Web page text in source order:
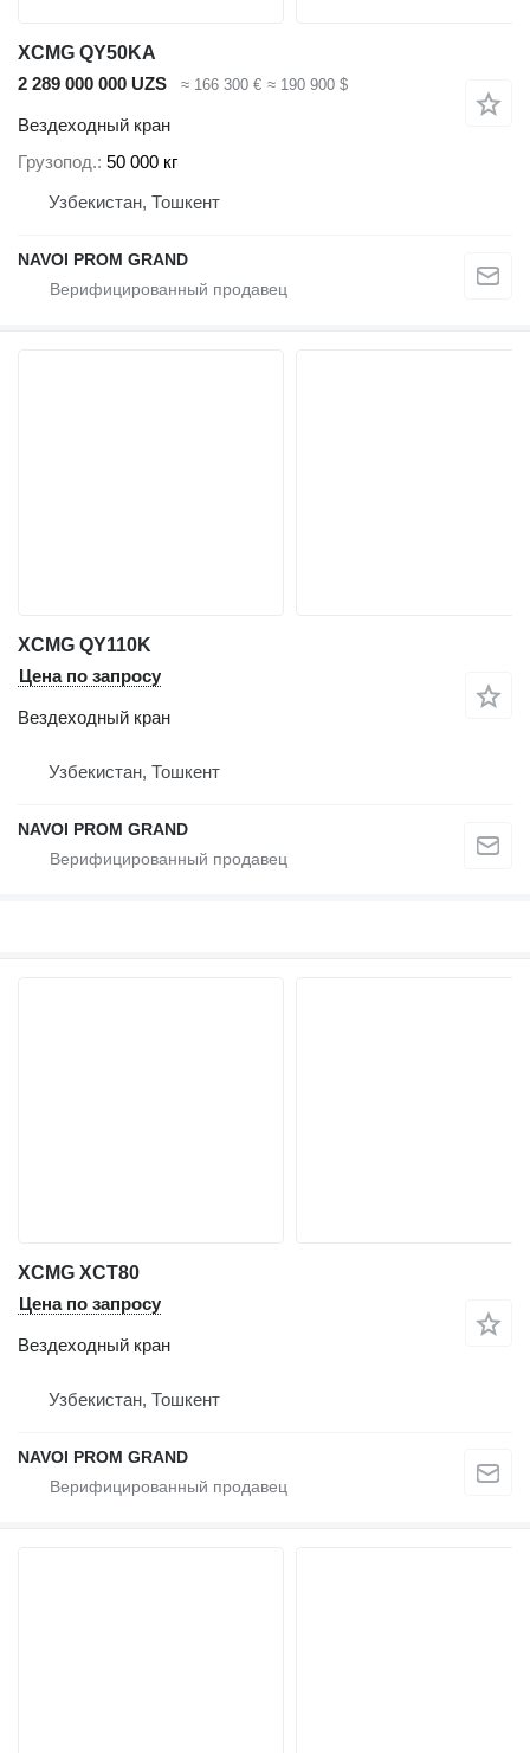
XCMG QY50KA
2 289 000 000 UZS
≈ 166 300 € ≈ 190 900 $
Вездеходный кран
Грузопод. 50 000 кг
Узбекистан, Тошкент
NAVOI PROM GRAND
XCMG QY110K
Цена по запросу
Вездеходный кран
Узбекистан, Тошкент
NAVOI PROM GRAND
XCMG XCT80
Цена по запросу
Вездеходный кран
Узбекистан, Тошкент
NAVOI PROM GRAND